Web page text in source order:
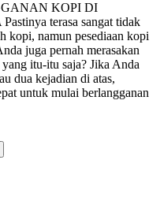
KOPI DI
terasa sangat tidak
kopi, namun pesediaan kopi
juga pernah merasakan
itu-itu saja? Jika Anda
dua kejadian di atas,
untuk mulai berlangganan